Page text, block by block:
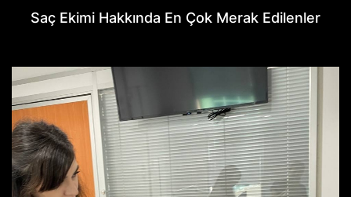
Saç Ekimi Hakkında En Çok Merak Edilenler